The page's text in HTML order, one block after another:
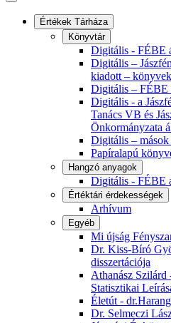
Értékek Tárháza
Könyvtár
Digitális - FÉBE
Digitális –
kiadott – könyvek
Digitális – FÉBE
Digitális - a
Tanács VB és
Önkormányzata
Digitális –
Papíralapú
Hangzó anyagok
Digitális - FÉBE
Értéktári érdekességek
Arhívum
Egyéb
Mi újság
Dr. Kiss-Bíró
disszertációja
Athanász Szilárd
Statisztikai
Életút -
Dr. Selmeczi